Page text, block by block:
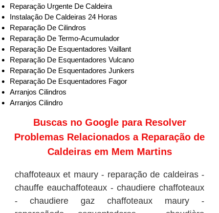
Reparação Urgente De Caldeira
Instalação De Caldeiras 24 Horas
Reparação De Cilindros
Reparação De Termo-Acumulador
Reparação De Esquentadores Vaillant
Reparação De Esquentadores Vulcano
Reparação De Esquentadores Junkers
Reparação De Esquentadores Fagor
Arranjos Cilindros
Arranjos Cilindro
Buscas no Google para Resolver
Problemas Relacionados a Reparação de
Caldeiras em Mem Martins
chaffoteaux et maury - reparação de caldeiras -
chauffe eauchaffoteaux - chaudiere chaffoteaux
- chaudiere gaz chaffoteaux maury -